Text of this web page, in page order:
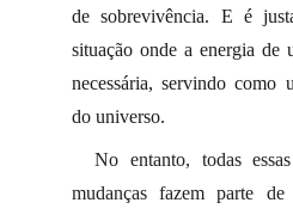
de sobrevivência. E é
situação onde a energia de
necessária, servindo como
do universo.
No entanto, todas
mudanças fazem parte